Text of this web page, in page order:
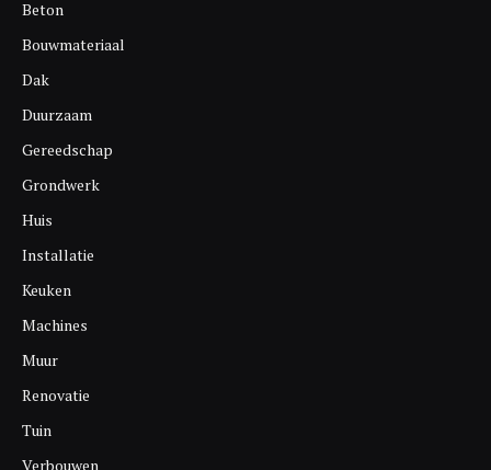
Beton
Bouwmateriaal
Dak
Duurzaam
Gereedschap
Grondwerk
Huis
Installatie
Keuken
Machines
Muur
Renovatie
Tuin
Verbouwen